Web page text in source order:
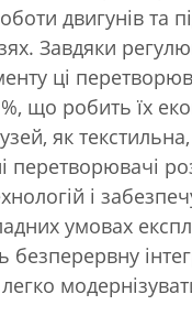
двигунів та
Завдяки
ці
%, що робить їх
як
перетворювачі
і
умовах
безперервну